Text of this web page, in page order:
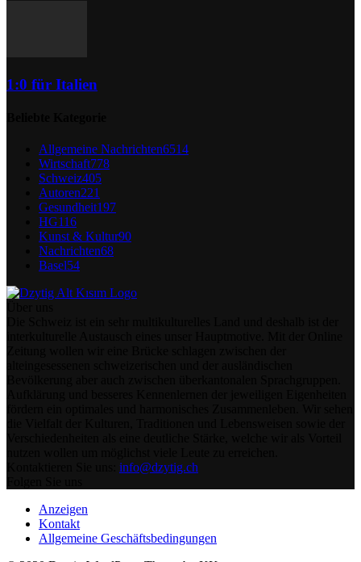
1:0 für Italien
Allgemeine Nachrichten6514
Wirtschaft778
Schweiz405
Autoren221
Gesundheit197
HG116
Kunst & Kultur90
Nachrichten68
Basel54
info@dzytig.ch
Anzeigen
Kontakt
Allgemeine Geschäftsbedingungen